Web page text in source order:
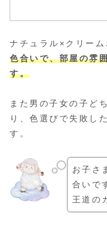
ナチュラル×クリー
色合いで、部屋の雰
す。
また男の子女の子ど
り、色選びで失敗し
す。
お子さ
合いで
王道の